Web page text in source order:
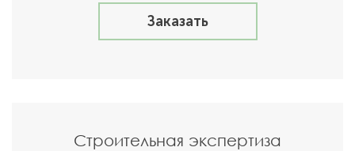
Заказать
Строительная экспертиза